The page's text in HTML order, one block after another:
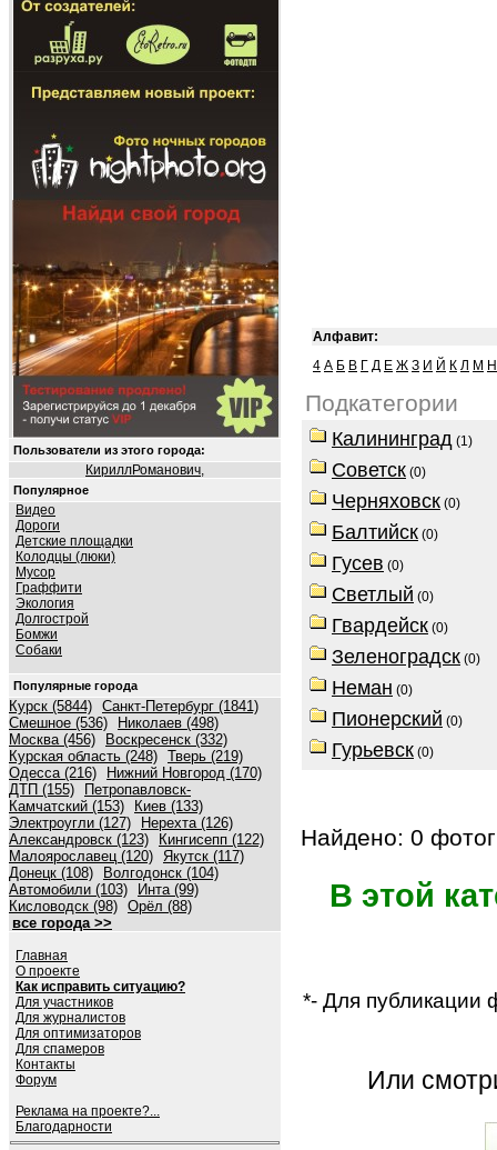
Пользователи из этого города:
КириллРоманович,
Популярное
Видео
Дороги
Детские площадки
Колодцы (люки)
Мусор
Граффити
Экология
Долгострой
Бомжи
Собаки
Популярные города
Курск (5844) Санкт-Петербург (1841)
Смешное (536)
Николаев (498)
Москва (456)
Воскресенск (332)
Курская область (248) Тверь (219)
Одесса (216)
Нижний Новгород (170)
ДТП (155)
Петропавловск-
Камчатский (153)
Киев (133)
Электроугли (127)
Нерехта (126)
Александровск (123)
Кингисепп (122)
Малоярославец (120) Якутск (117)
Донецк (108)
Волгодонск (104)
Автомобили (103)
Инта (99)
Кисловодск (98) Орёл (88)
все города >>
Главная
О проекте
Как исправить ситуацию?
Для участников
Для журналистов
Для оптимизаторов
Для спамеров
Контакты
Форум
Реклама на проекте?...
Благодарности
Алфавит:
4 А Б В Г Д Е Ж З И Й К Л М Н
Подкатегории
Калининград (1)
Советск (0)
Черняховск (0)
Балтийск (0)
Гусев (0)
Светлый (0)
Гвардейск (0)
Зеленоградск (0)
Неман (0)
Пионерский (0)
Гурьевск (0)
Найдено: 0
В этой
*- Для публикации
Или